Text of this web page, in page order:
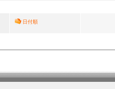
日付順